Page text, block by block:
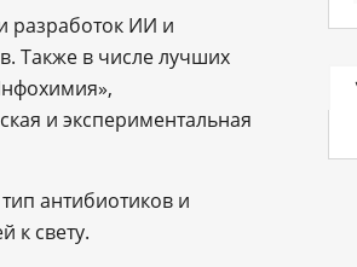
разработок ИИ и
Также в числе лучших
и экспериментальная
антибиотиков и
к свету.